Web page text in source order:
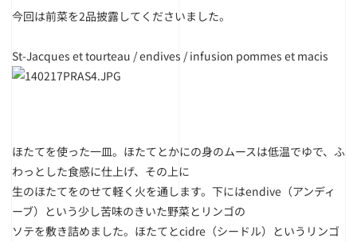
今回は前菜を2品披露してくださいました。
St-Jacques et tourteau / endives / infusion pommes et macis
ほたてを使った一皿。ほたてとかにの身のムースは低温でゆで、ふ
わっとした食感に仕上げ、その上に
生のほたてをのせて軽く火を通します。下にはendive（アンディ
ーブ）という少し苦味のきいた野菜とリンゴの
ソテを敷き詰めました。ほたてとcidre（シードル）というリンゴ